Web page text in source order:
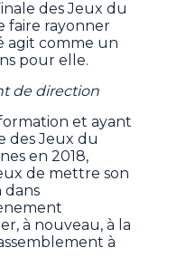
des Jeux du
faire rayonner
agit comme un
pour elle.
de direction
et ayant
des Jeux du
en 2018,
de mettre son
dans
à nouveau, à la
à